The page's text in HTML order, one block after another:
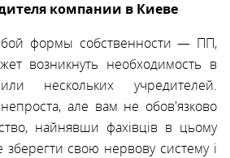
компании в Киеве
формы собственности — ПП,
возникнуть необходимость в
нескольких учредителей.
але вам не обов'язково
, найнявши фахівців в цьому
зберегти свою нервову систему і